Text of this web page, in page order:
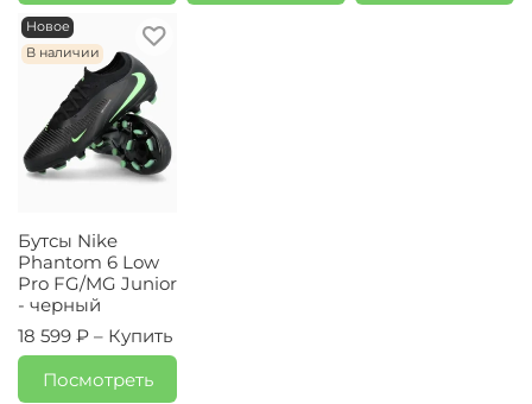
Новое
В наличии
Бутсы Nike
Phantom 6 Low
Pro FG/MG Junior
- черный
18 599 ₽ – Купить
Посмотреть